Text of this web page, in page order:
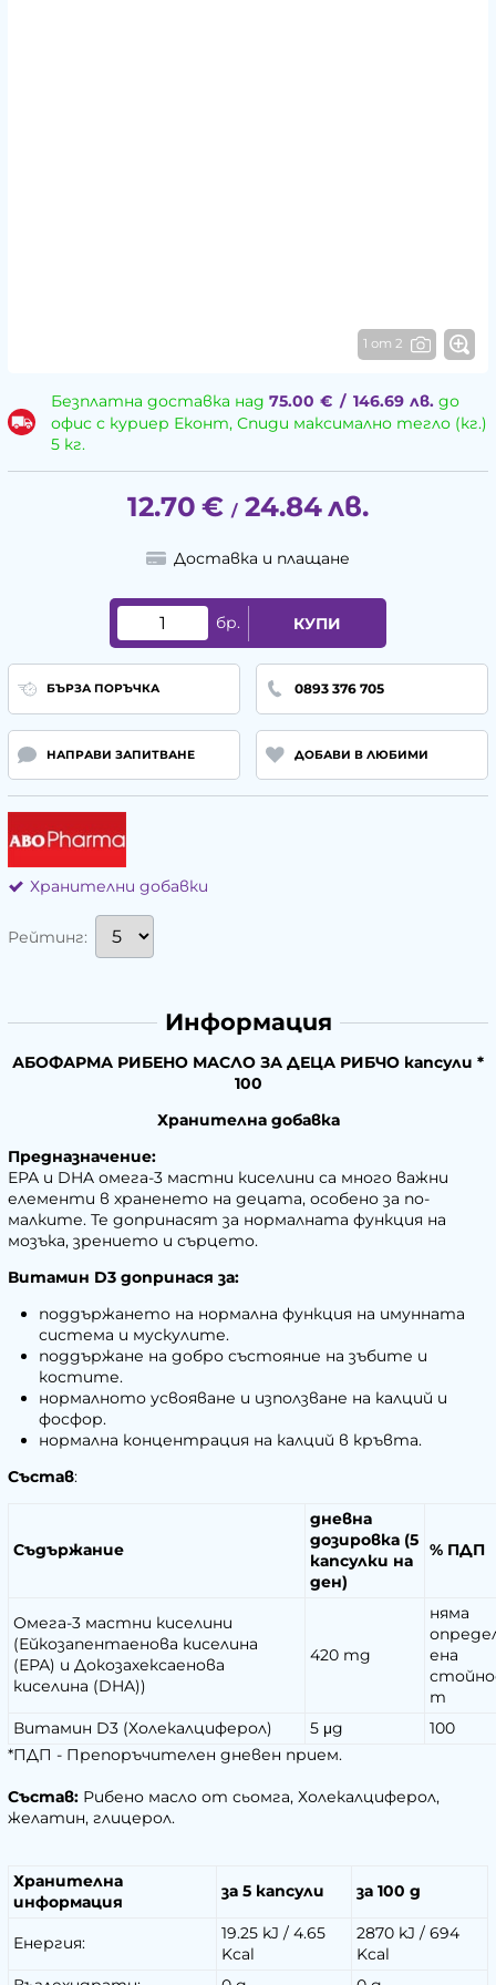
1 от 2
Безплатна доставка над 75.00 € / 146.69 лв.до
офис с куриер Еконт, Спиди максимално тегло (кг.)
5 кг.
12.70 € / 24.84лв.
Доставка и плащане
бр. КУПИ
БЪРЗА ПОРЪЧКА 0893 376 705
НАПРАВИ ЗАПИТВАНЕ ДОБАВИ В ЛЮБИМИ
Хранителни добавки
Рейтинг:
Информация
АБОФАРМА РИБЕНО МАСЛО ЗА ДЕЦА РИБЧО капсули *
100
Хранителна добавка
Предназначение:
ЕРА и DHA омега-3 мастни киселини са много важни
елементи в храненето на децата, особено за по-
малките. Те допринасят за нормалната функция на
мозъка, зрението и сърцето.
Витамин D3 допринася за:
поддържането на нормална функция на имунната
система и мускулите.
поддържане на добро състояние на зъбите и
костите.
нормалното усвояване и използване на калций и
фосфор.
нормална концентрация на калций в кръвта.
Състав:
Съдържание
дневна
дозировка (5
капсулки на
ден)
% ПДП
Омега-3 мастни киселини
(Ейкозапентаенова киселина
(ЕРА) и Докозахексаенова
киселина (DHA))
420 mg
няма
ена
т
Витамин D3 (Холекалциферол)
5 μg
100
*ПДП - Препоръчителен дневен прием.
Състав: Рибено масло от сьомга, Холекалциферол,
желатин, глицерол.
Хранителна
информация
за 5 капсули за 100 g
Енергия:
19.25 kJ / 4.65
Kcal
2870 kJ / 694
Kcal